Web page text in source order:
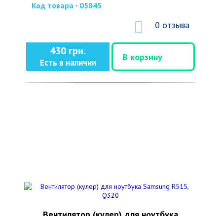
Код товара - 05845
0 отзыва
430 грн.
Есть в наличии
В корзину